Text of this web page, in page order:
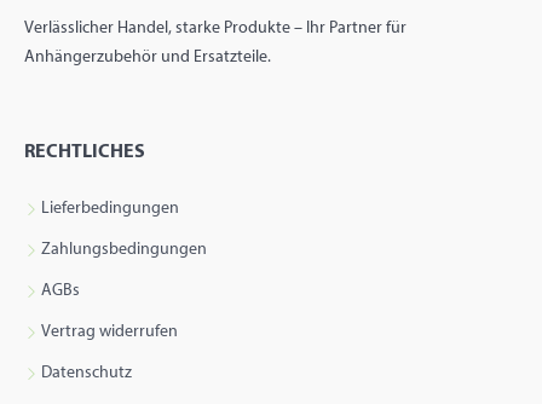
Verlässlicher Handel, starke Produkte – Ihr Partner für
Anhängerzubehör und Ersatzteile.
RECHTLICHES
Lieferbedingungen
Zahlungsbedingungen
AGBs
Vertrag widerrufen
Datenschutz